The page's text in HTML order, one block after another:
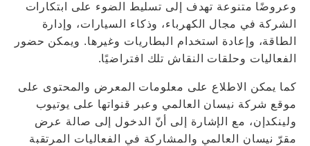
وعروضًا متنوعة تهدف إلى تسليط الضوء على ابتكارات
الشركة في مجال الكهرباء، وذكاء السيارات، وإدارة
الطاقة، وإعادة استخدام البطاريات وغيرها. ويمكن حضور
الفعاليات وحلقات النقاش تلك افتراضيًا.
كما يمكن الاطلاع على معلومات المعرض والمحتوى على
موقع شركة نيسان العالمي وعبر قنواتها على يوتيوب
ولينكدإن، مع الإشارة إلى أنّ الدخول إلى صالة عرض
مقرّ نيسان العالمي والمشاركة في الفعاليات المرتقبة